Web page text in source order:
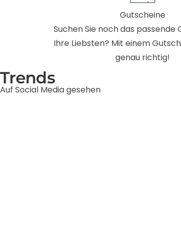
Gutscheine
Suchen Sie noch das passende
Ihre Liebsten? Mit einem
genau richtig!
Trends
Auf Social Media gesehen